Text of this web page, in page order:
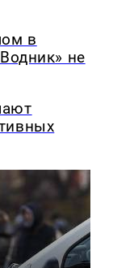
в
не